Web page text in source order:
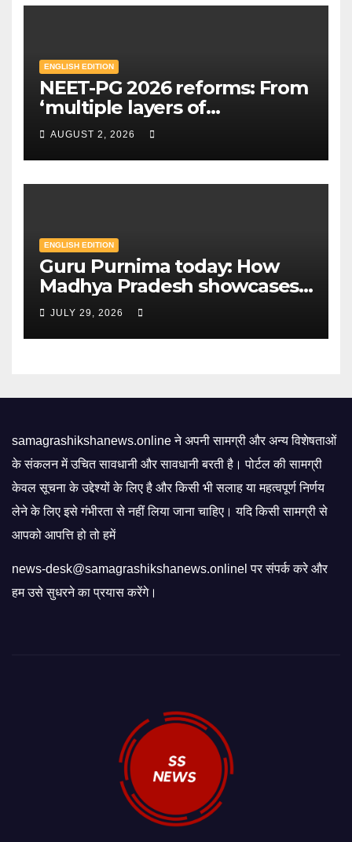
ENGLISH EDITION
NEET-PG 2026 reforms: From
‘multiple layers of
encryption’ to centres closer
to home — Key changes in 30
August exam | Mint
AUGUST 2, 2026
ENGLISH EDITION
Guru Purnima today: How
Madhya Pradesh showcases
Sandipani schools as new
education model | Mint
JULY 29, 2026
samagrashikshanews.online ने अपनी सामग्री और अन्य विशेषताओं
के संकलन में उचित सावधानी और सावधानी बरती है। पोर्टल की सामग्री
केवल सूचना के उद्देश्यों के लिए है और किसी भी सलाह या महत्वपूर्ण निर्णय
लेने के लिए इसे गंभीरता से नहीं लिया जाना चाहिए। यदि किसी सामग्री से
आपको आपत्ति हो तो हमें
news-desk@samagrashikshanews.onlinel पर संपर्क करे और
हम उसे सुधरने का प्रयास करेंगे।